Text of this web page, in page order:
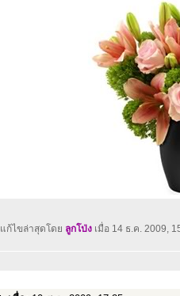
แก้ไขล่าสุดโดย ลูกโป่ง เมื่อ 14 ธ.ค. 2009,